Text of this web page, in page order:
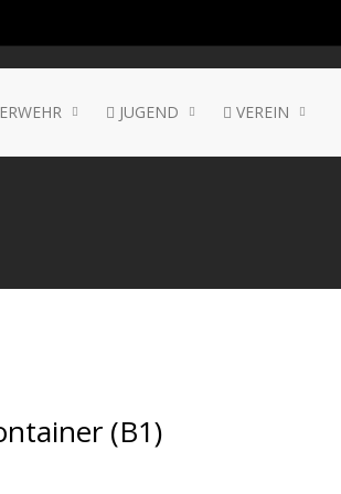
JUGEND VEREIN
(B1)